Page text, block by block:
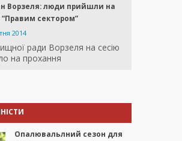
Ворзеля: люди прийшли на
“Правим сектором”
2014
ради Ворзеля на сесію
на прохання
Опалювальлний сезон для